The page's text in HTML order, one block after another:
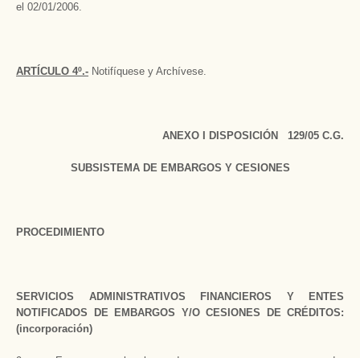
el 02/01/2006.
ARTÍCULO 4º.- Notifíquese y Archívese.
ANEXO I DISPOSICIÓN 129/05 C.G.
SUBSISTEMA DE EMBARGOS Y CESIONES
PROCEDIMIENTO
SERVICIOS ADMINISTRATIVOS FINANCIEROS Y ENTES
NOTIFICADOS DE EMBARGOS Y/O CESIONES DE CRÉDITOS:
(incorporación)